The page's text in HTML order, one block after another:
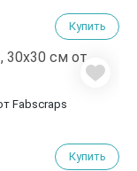
Купить
Fabscraps
Купить